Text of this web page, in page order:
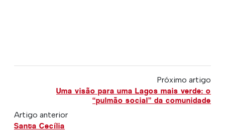
Próximo artigo
Uma visão para uma Lagos mais verde: o
“pulmão social” da comunidade
Artigo anterior
Santa Cecília